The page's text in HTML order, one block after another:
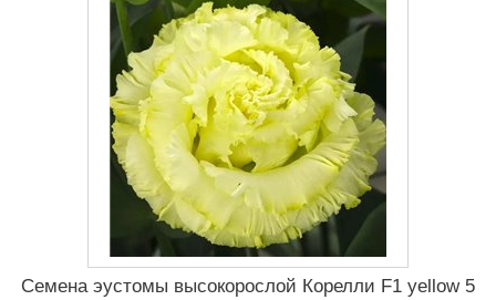
Семена эустомы высокорослой Корелли F1 yellow 5